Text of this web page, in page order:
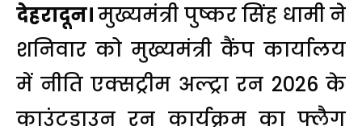
देहरादून।मुख्यमंत्री पुष्कर सिंह धामी ने
शनिवार को मुख्यमंत्री कैंप कार्यालय
में नीति एक्सट्रीम अल्ट्रा रन 2026 के
काउंटडाउन रन कार्यक्रम का फ्लैग